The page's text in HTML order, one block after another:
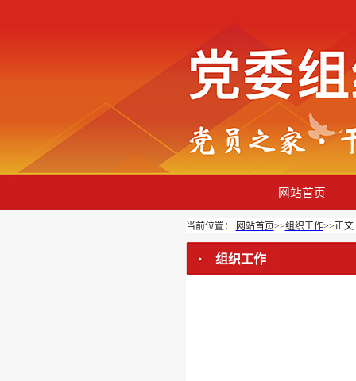
网站首页
当前位置： 网站首页>>组织工作>>正文
组织工作